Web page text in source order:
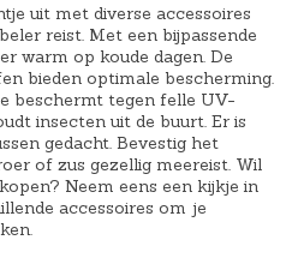
uit met diverse accessoires
reist. Met een bijpassende
warm op koude dagen. De
bieden optimale bescherming.
beschermt tegen felle UV-
insecten uit de buurt. Er is
gedacht. Bevestig het
of zus gezellig meereist. Wil
Neem eens een kijkje in
accessoires om je